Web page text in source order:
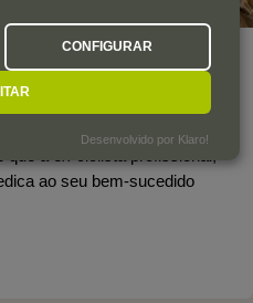
ao seu bem-sucedido
CONFIGURAR
Desenvolvido por Klaro!